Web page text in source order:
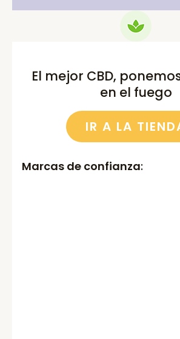
El mejor CBD,
en el fuego
IR A LA
Marcas de confianza: